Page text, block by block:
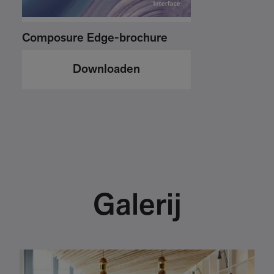
Composure Edge-brochure
Downloaden
Galerij